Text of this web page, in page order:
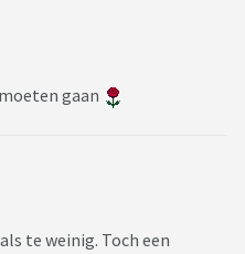
gaan
te weinig. Toch een